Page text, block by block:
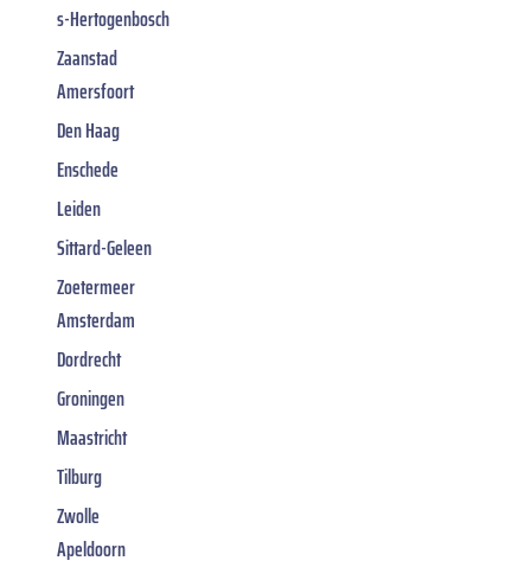
s-Hertogenbosch
Zaanstad
Amersfoort
Den Haag
Enschede
Leiden
Sittard-Geleen
Zoetermeer
Amsterdam
Dordrecht
Groningen
Maastricht
Tilburg
Zwolle
Apeldoorn